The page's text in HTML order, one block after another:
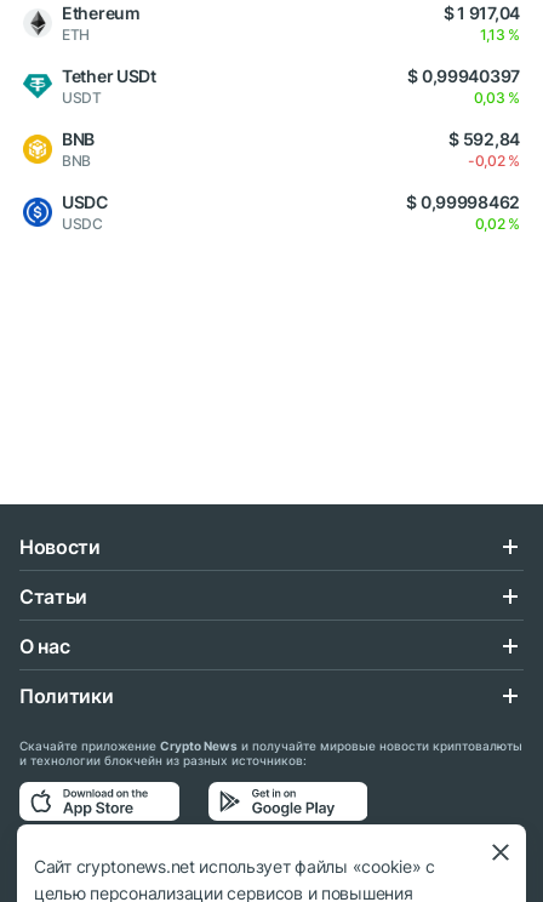
Ethereum
ETH
$ 1 917,04
1,13 %
Tether USDt
USDT
$ 0,99940397
0,03 %
BNB
BNB
$ 592,84
-0,02 %
USDC
USDC
$ 0,99998462
0,02 %
Новости
Статьи
О нас
Политики
Скачайте приложение Crypto News и получайте мировые новости криптовалюты
и технологии блокчейн из разных источников:
Подписывайтесь на нас в социальных сетях:
Сайт cryptonews.net использует файлы «cookie» с
целью персонализации сервисов и повышения